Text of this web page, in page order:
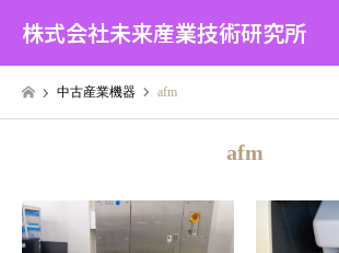
株式会社未来産業技術研究所
中古産業機器 afm
afm